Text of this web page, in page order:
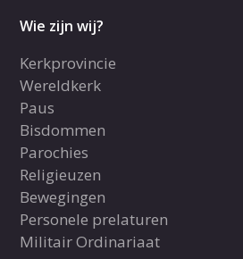
Wie zijn wij?
Kerkprovincie
Wereldkerk
Paus
Bisdommen
Parochies
Religieuzen
Bewegingen
Personele prelaturen
Militair Ordinariaat